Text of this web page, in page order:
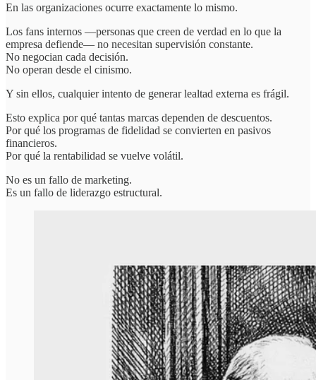
En las organizaciones ocurre exactamente lo mismo.
Los fans internos —personas que creen de verdad en lo que la
empresa defiende— no necesitan supervisión constante.
No negocian cada decisión.
No operan desde el cinismo.
Y sin ellos, cualquier intento de generar lealtad externa es frágil.
Esto explica por qué tantas marcas dependen de descuentos.
Por qué los programas de fidelidad se convierten en pasivos
financieros.
Por qué la rentabilidad se vuelve volátil.
No es un fallo de marketing.
Es un fallo de liderazgo estructural.